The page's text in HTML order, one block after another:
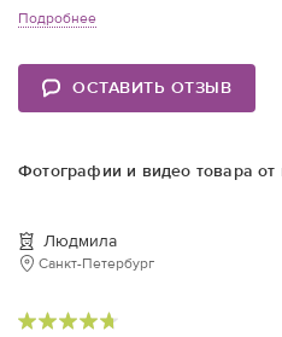
Подробнее
ОСТАВИТЬ ОТЗЫВ
Фотографии и видео товара от
Людмила
Санкт-Петербург